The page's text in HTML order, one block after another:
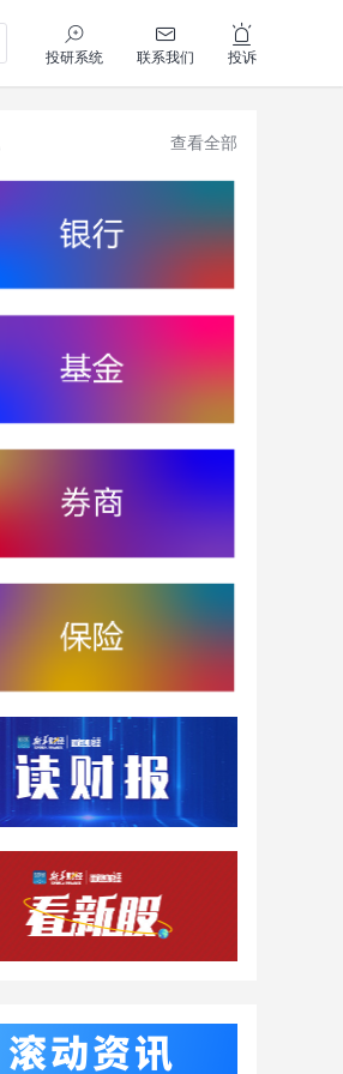
投研系统 联系我们 投诉
查看全部